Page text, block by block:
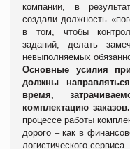
компании
в
создали должность
в том, чтобы
заданий, делать
невыполняемых
Основные усилия
должны
время,
комплектацию заказов.
процессе работы
дорого – как в
логистического сервиса.